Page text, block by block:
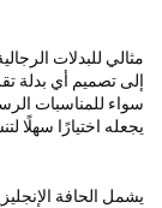
مثالي للبدلات
إلى تصميم أي بدلة
سواء للمناسبات
يجعله اختيارًا سهلًا
يشمل الحافة